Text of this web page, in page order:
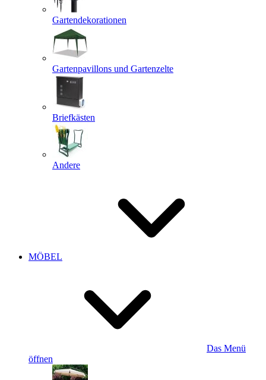
Gartendekorationen
Gartenpavillons und Gartenzelte
Briefkästen
Andere
MÖBEL
Das Menü
öffnen